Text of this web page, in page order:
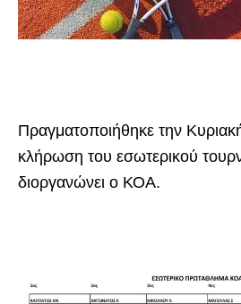
Πραγματοποιήθηκε την
κλήρωση του εσωτερικού
διοργανώνει ο ΚΟΑ.